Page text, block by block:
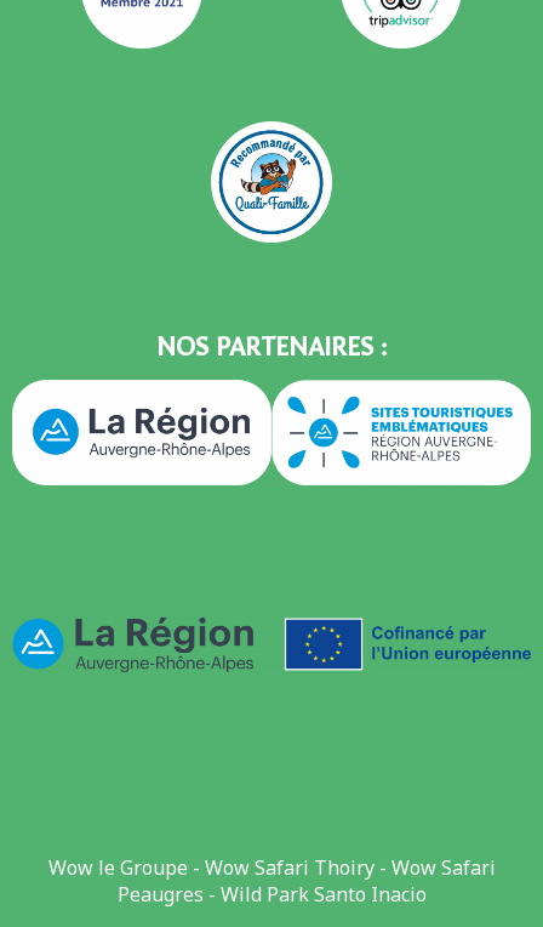
NOS PARTENAIRES :
Wow le Groupe - Wow Safari Thoiry- Wow Safari
Peaugres - Wild Park Santo Inacio